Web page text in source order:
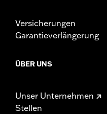
Versicherungen
Garantieverlängerung
ÜBER UNS
Unser Unternehmen
Stellen